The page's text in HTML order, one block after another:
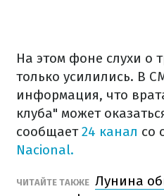
На этом фоне слухи о
только усилились. В
информация, что
клуба" может
сообщает24 канал со
Nacional.
ЧИТАЙТЕ ТАКЖЕ Лунина